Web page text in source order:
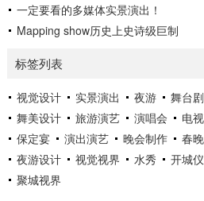
一定要看的多媒体实景演出！
Mapping show历史上史诗级巨制
标签列表
视觉设计 实景演出 夜游 舞台剧
舞美设计
旅游演艺 演唱会 电
保定宴
演出演艺 晚会制作 春晚
夜游设计
视觉视界 水秀 开城
聚城视界